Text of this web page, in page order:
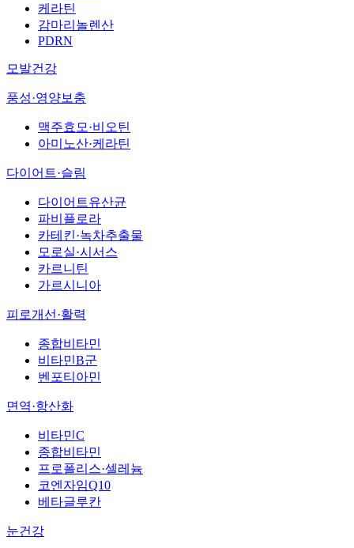
케라틴
감마리놀렌산
PDRN
모발건강
풍성·영양보충
맥주효모·비오틴
아미노산·케라틴
다이어트·슬림
다이어트유산균
파비플로라
카테킨·녹차추출물
모로실·시서스
카르니틴
가르시니아
피로개선·활력
종합비타민
비타민B군
벤포티아민
면역·항산화
비타민C
종합비타민
프로폴리스·셀레늄
코엔자임Q10
베타글루칸
눈건강